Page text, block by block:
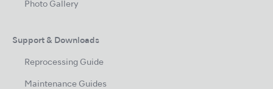
Photo Gallery
Support & Downloads
Reprocessing Guide
Maintenance Guides